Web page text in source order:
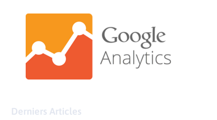
Derniers Articles